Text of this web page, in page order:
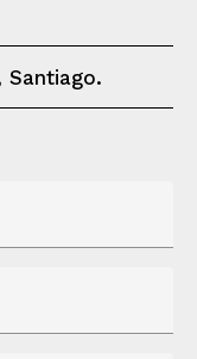
Santiago.